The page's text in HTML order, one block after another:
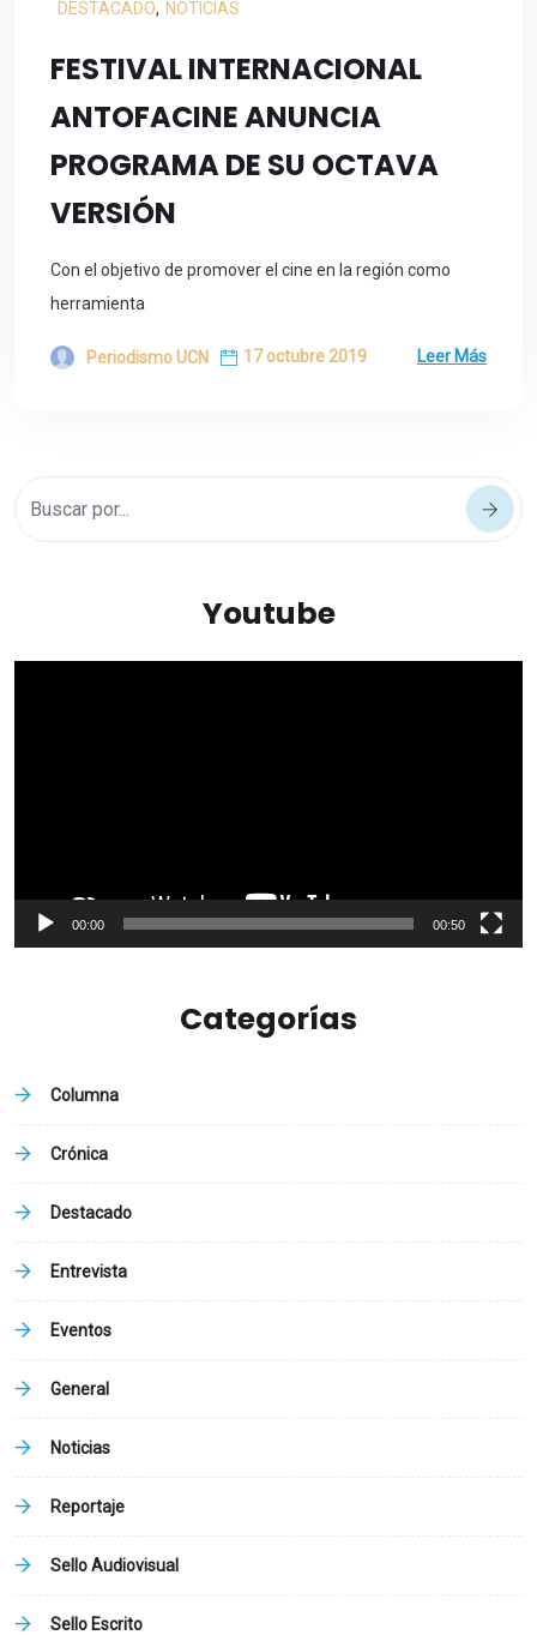
DESTACADO, NOTICIAS
FESTIVAL INTERNACIONAL
ANTOFACINE ANUNCIA
PROGRAMA DE SU OCTAVA
VERSIÓN
Con el objetivo de promover el cine en la región como
herramienta
Periodismo UCN 17 octubre 2019 Leer Más
Youtube
00:00 00:50
Categorías
Columna
Crónica
Destacado
Entrevista
Eventos
General
Noticias
Reportaje
Sello Audiovisual
Sello Escrito